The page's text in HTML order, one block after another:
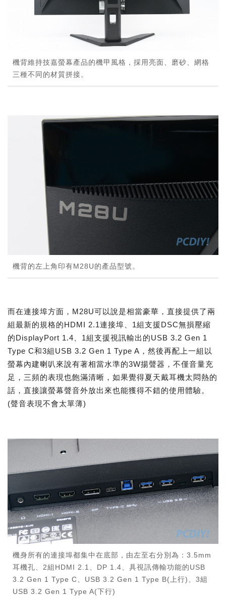
機背維持技嘉螢幕產品的機甲風格，採用亮面、磨砂、網格
三種不同的材質拼接。
機背的左上角印有M28U的產品型號。
而在連接埠方面，M28U可以說是相當豪華，直接提供了兩
組最新的規格的HDMI 2.1連接埠、1組支援DSC無損壓縮
的DisplayPort 1.4、1組支援視訊輸出的USB 3.2 Gen 1
Type C和3組USB 3.2 Gen 1 Type A，然後再配上一組以
螢幕內建喇叭來說有著相當水準的3W揚聲器，不僅音量充
足，三頻的表現也飽滿清晰，如果覺得夏天戴耳機太悶熱的
話，直接讓螢幕聲音外放出來也能獲得不錯的使用體驗。
(聲音表現不會太單薄)
機身所有的連接埠都集中在底部，由左至右分別為：3.5mm
耳機孔、2組HDMI 2.1、DP 1.4、具視訊傳輸功能的USB
3.2 Gen 1 Type C、USB 3.2 Gen 1 Type B(上行)、3組
USB 3.2 Gen 1 Type A(下行)